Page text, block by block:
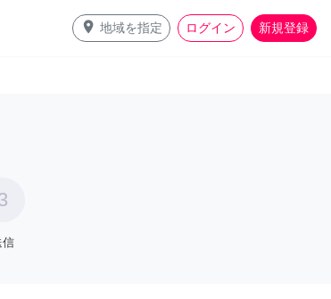
place 地域を指定 ログイン 新規登録
信